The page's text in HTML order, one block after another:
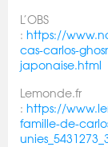
L’OBS
: https://
cas-carlos-
japonaise.html
Lemonde.fr
: https://
famille-de-